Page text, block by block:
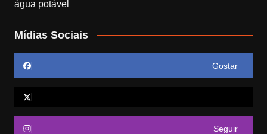
Mídias Sociais
Gostar
Seguir